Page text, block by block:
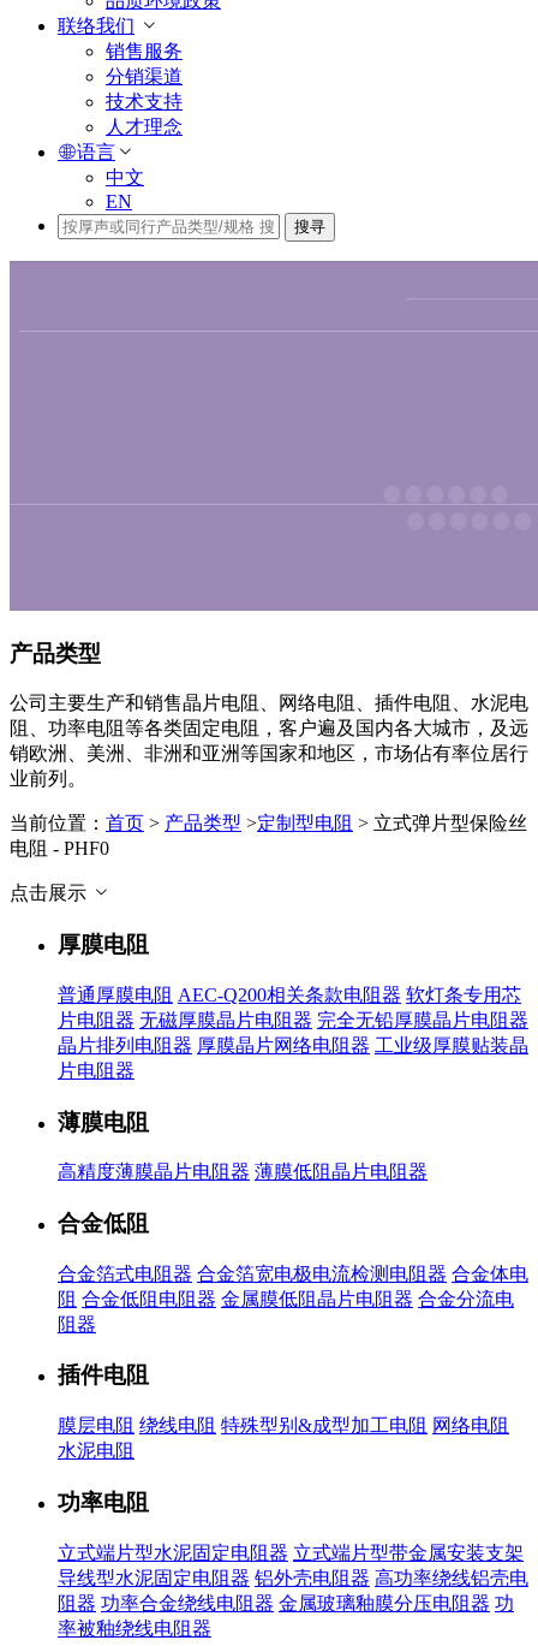
联络我们
销售服务
分销渠道
技术支持
人才理念
语言
中文
EN
搜寻
产品类型
公司主要生产和销售晶片电阻、网络电阻、插件电阻、水泥电
阻、功率电阻等各类固定电阻，客户遍及国内各大城市，及远
销欧洲、美洲、非洲和亚洲等国家和地区，市场佔有率位居行
业前列。
当前位置： 首页 > 产品类型 >定制型电阻 > 立式弹片型保险丝
电阻 - PHF0
点击展示
厚膜电阻
普通厚膜电阻 AEC-Q200相关条款电阻器 软灯条专用芯
片电阻器 无磁厚膜晶片电阻器 完全无铅厚膜晶片电阻器
晶片排列电阻器 厚膜晶片网络电阻器 工业级厚膜贴装晶
片电阻器
薄膜电阻
高精度薄膜晶片电阻器 薄膜低阻晶片电阻器
合金低阻
合金箔式电阻器 合金箔宽电极电流检测电阻器 合金体电
阻 合金低阻电阻器 金属膜低阻晶片电阻器 合金分流电
阻器
插件电阻
膜层电阻 绕线电阻 特殊型别&成型加工电阻 网络电阻
水泥电阻
功率电阻
立式端片型水泥固定电阻器 立式端片型带金属安装支架
导线型水泥固定电阻器 铝外壳电阻器 高功率绕线铝壳电
阻器 功率合金绕线电阻器 金属玻璃釉膜分压电阻器 功
率被釉绕线电阻器